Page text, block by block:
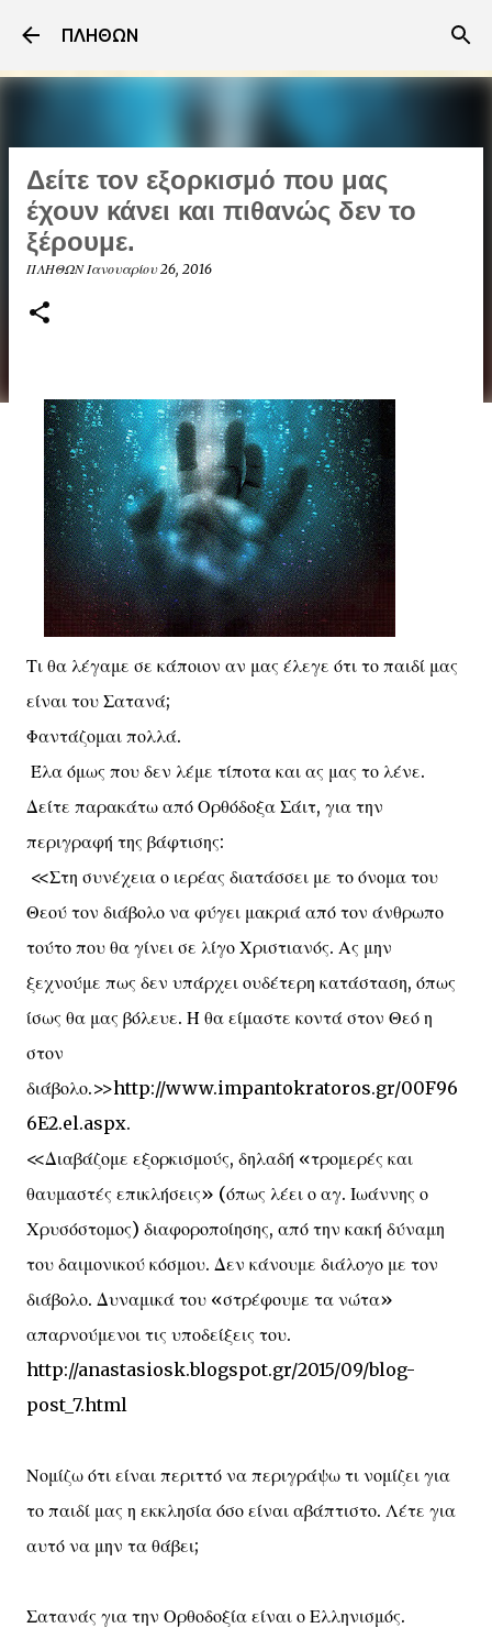
Μετάβαση στο κύριο περιεχόμενο
ΠΛΗΘΩΝ
Δείτε τον εξορκισμό που μας
έχουν κάνει και πιθανώς δεν το
ξέρουμε.
ΠΛΗΘΩΝ Ιανουαρίου 26, 2016
Τι θα λέγαμε σε κάποιον αν μας έλεγε ότι το παιδί μας
είναι του Σατανά;
Φαντάζομαι πολλά.
Έλα όμως που δεν λέμε τίποτα και ας μας το λένε.
Δείτε παρακάτω από Ορθόδοξα Σάιτ, για την
περιγραφή της βάφτισης:
<<Στη συνέχεια ο ιερέας διατάσσει με το όνομα του
Θεού τον διάβολο να φύγει μακριά από τον άνθρωπο
τούτο που θα γίνει σε λίγο Χριστιανός. Ας μην
ξεχνούμε πως δεν υπάρχει ουδέτερη κατάσταση, όπως
ίσως θα μας βόλευε. Ή θα είμαστε κοντά στον Θεό η
στον
διάβολο.>>http://www.impantokratoros.gr/00F96
6E2.el.aspx.
<<Διαβάζομε εξορκισμούς, δηλαδή «τρομερές και
θαυμαστές επικλήσεις» (όπως λέει ο αγ. Ιωάννης ο
Χρυσόστομος) διαφοροποίησης, από την κακή δύναμη
του δαιμονικού κόσμου. Δεν κάνουμε διάλογο με τον
διάβολο. Δυναμικά του «στρέφουμε τα νώτα»
απαρνούμενοι τις υποδείξεις του.
http://anastasiosk.blogspot.gr/2015/09/blog-
post_7.html
Νομίζω ότι είναι περιττό να περιγράψω τι νομίζει για
το παιδί μας η εκκλησία όσο είναι αβάπτιστο. Λέτε για
αυτό να μην τα θάβει;
Σατανάς για την Ορθοδοξία είναι ο Ελληνισμός.